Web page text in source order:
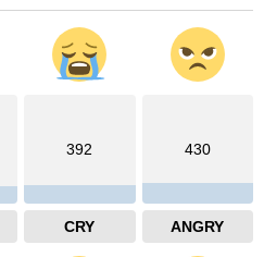
430
ANGRY
392
CRY